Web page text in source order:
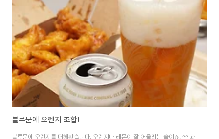
블루문에 오렌지 조합!
블루문에 오렌지를 더해봤습니다. 오렌지나 레몬이 잘 어울리는 술이죠. ^^ 과